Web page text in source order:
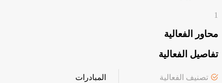
1
محاور الفعالية
تفاصيل الفعالية
تصنيف الفعالية
المبادرات